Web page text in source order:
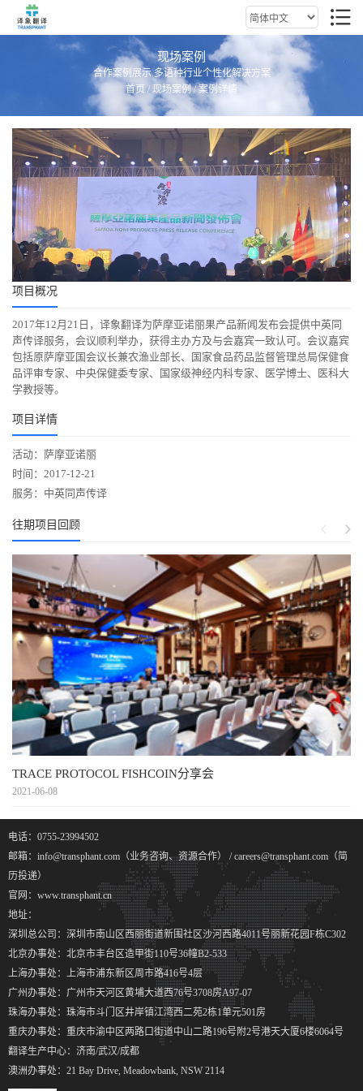
现场案例
合作案例展示 多语种行业个性化解决方案
首页/ 现场案例/ 案例详情
项目概况
2017年12月21日，译象翻译为萨摩亚诺丽果产品新闻发布会提供中英同
声传译服务，会议顺利举办，获得主办方及与会嘉宾一致认可。会议嘉宾
包括原萨摩亚国会议长兼农渔业部长、国家食品药品监督管理总局保健食
品评审专家、中央保健委专家、国家级神经内科专家、医学博士、医科大
学教授等。
项目详情
活动：萨摩亚诺丽
时间：2017-12-21
服务：中英同声传译
往期项目回顾
TRACE PROTOCOL FISHCOIN分享会
2021-06-08
电话：0755-23994502
邮箱：info@transphant.com（业务咨询、资源合作） / careers@transphant.com（简
历投递）
官网：www.transphant.cn
地址：
深圳总公司：深圳市南山区西丽街道新围社区沙河西路4011号丽新花园F栋C302
北京办事处：北京市丰台区造甲街110号36幢B2-533
上海办事处：上海市浦东新区周市路416号4层
广州办事处：广州市天河区黄埔大道西76号3708房A97-07
珠海办事处：珠海市斗门区井岸镇江湾西二苑2栋1单元501房
重庆办事处：重庆市渝中区两路口街道中山二路196号附2号港天大厦6楼6064号
翻译生产中心：济南/武汉/成都
澳洲办事处：21 Bay Drive, Meadowbank, NSW 2114